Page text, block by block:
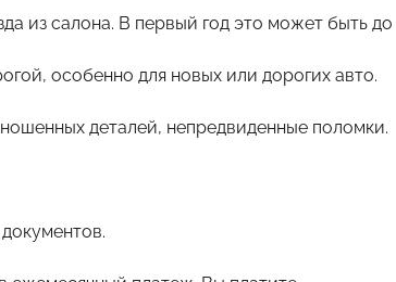
из салона. В первый год это может быть до
особенно для новых или дорогих авто.
деталей, непредвиденные поломки.